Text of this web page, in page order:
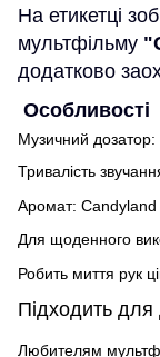
На етикетці
мультфільму
додатково
Особливості
Музичний дозатор:
Тривалість
Аромат: Candyland
Для щоденного
Робить миття рук
Підходить для
Любителям